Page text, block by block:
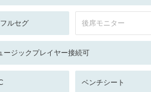
ルセグ 後席モニター
ージックプレイヤー接続可
ベンチシート